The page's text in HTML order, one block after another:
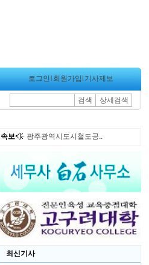
로그인 회원가입 기사제보
검색 상세검색
속보 광주광역시도시철도공..
최신기사